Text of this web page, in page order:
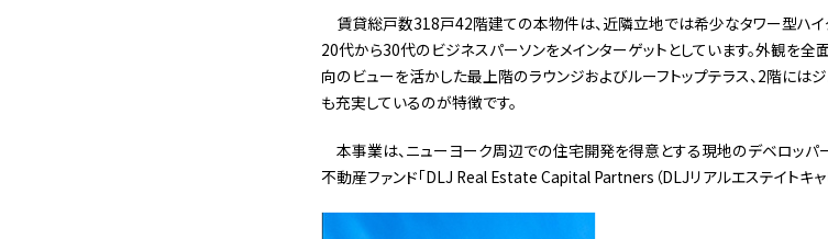
賃貸総戸数318戸42階建ての本物件は、近隣立地では希少なタワー型ハイ
20代から30代のビジネスパーソンをメインターゲットとしています。外観を
向のビューを活かした最上階のラウンジおよびルーフトップテラス、2階には
も充実しているのが特徴です。
本事業は、ニューヨーク周辺での住宅開発を得意とする現地のデベロッパ
不動産ファンド「DLJ Real Estate Capital Partners（DLJリアルエステイトキャ